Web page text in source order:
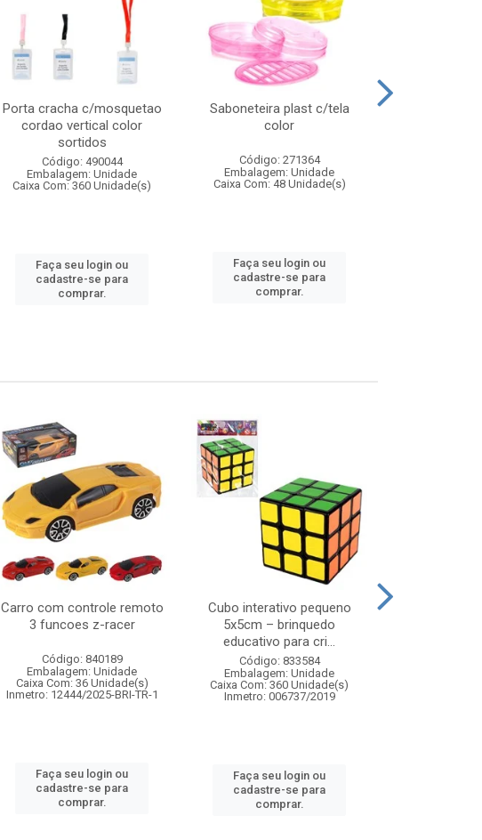
Porta cracha c/mosquetao
cordao vertical color
sortidos
Código: 490044
Embalagem: Unidade
Caixa Com: 360 Unidade(s)
Faça seu login ou
cadastre-se para
comprar.
Saboneteira plast c/tela
color
Código: 271364
Embalagem: Unidade
Caixa Com: 48 Unidade(s)
Faça seu login ou
cadastre-se para
comprar.
Carro com controle remoto
3 funcoes z-racer
Código: 840189
Embalagem: Unidade
Caixa Com: 36 Unidade(s)
Inmetro: 12444/2025-BRI-TR-1
Faça seu login ou
cadastre-se para
comprar.
Cubo interativo pequeno
5x5cm – brinquedo
educativo para cri...
Código: 833584
Embalagem: Unidade
Caixa Com: 360 Unidade(s)
Inmetro: 006737/2019
Faça seu login ou
cadastre-se para
comprar.